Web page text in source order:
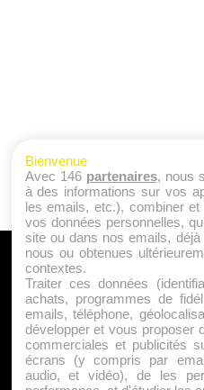
A
Qui
Politique
Bienvenue
Avec 146 partenaires, nous
à des informations sur vos
les emails, etc.), combiner
vos données personnelles,
site ou dans nos emails,
nous ou obtenues
contextes.
Traiter ces données
achats, programmes de
emails, téléphone,
développer et vous proposer
commerciales et publicités
écrans (y compris par
audio, et vidéo), de les